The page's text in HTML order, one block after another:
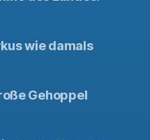
wie damals
Gehoppel